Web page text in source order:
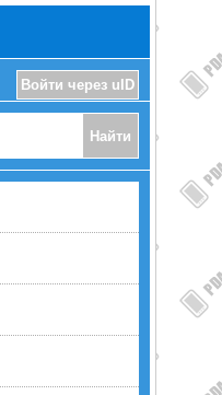
Войти через uID